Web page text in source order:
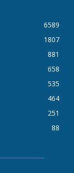
6589
1807
881
658
535
464
251
88